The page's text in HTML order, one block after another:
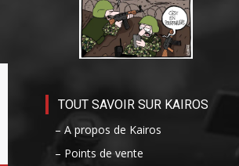
TOUT SAVOIR SUR KAIROS
– A propos de Kairos
– Points de vente